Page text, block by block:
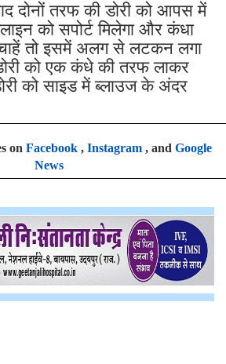
दोनों तरफ की डोरी को आपस में
को सपोर्ट मिलेगा और कंधा
तो इसमें अलग से लटकन लगा
को एक कंधे की तरफ लाकर
को साइड में ब्लाउज के अंदर
on Facebook, Instagram, and Google
News